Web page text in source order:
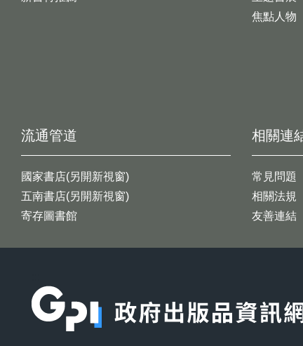
焦點人物
流通管道
國家書店(另開新視窗)
五南書店(另開新視窗)
寄存圖書館
相關連
常見問題
相關法規
友善連結